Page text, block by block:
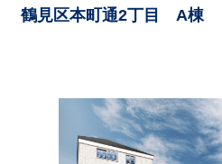
鶴見区本町通2丁目 A棟